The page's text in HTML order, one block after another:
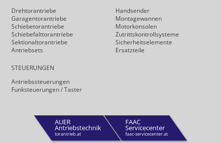
Drehtor­antriebe
Garagentorantriebe
Schiebetorantriebe
Schiebefalt­torantriebe
Sektionaltorantriebe
Antriebsets
STEUERUNGEN
Antriebs­steuerungen
Funk­steuerungen / Taster
Handsender
Montagewannen
Motorkonsolen
Zutrittskontrollsysteme
Sicherheits­elemente
Ersatzteile
AUER
Antriebstechnik
torantrieb.at
FAAC
Servicecenter
faac-servicecenter.at